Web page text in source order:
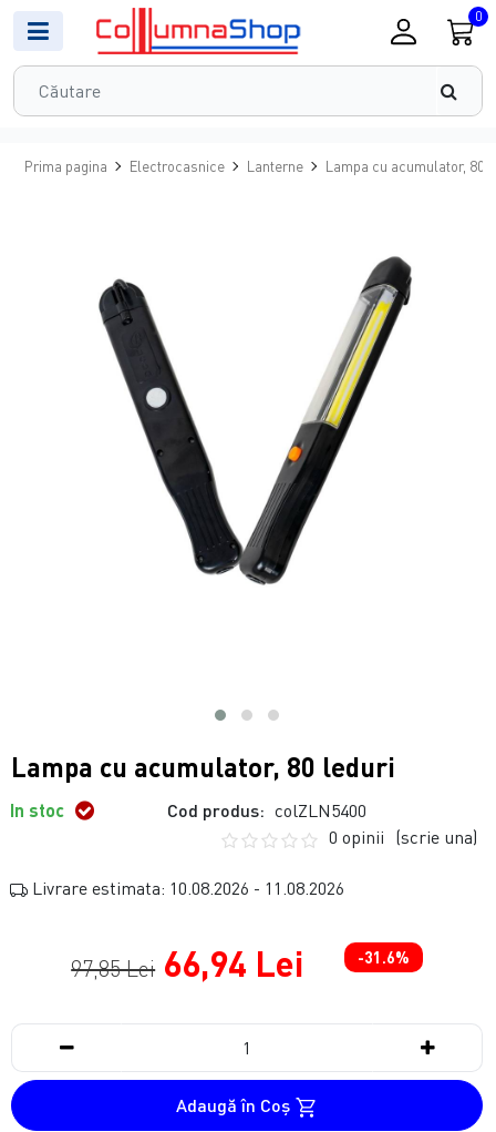
0
Prima pagina Electrocasnice Lanterne Lampa cu acumulator, 80
Lampa cu acumulator, 80 leduri
In stoc Cod produs: colZLN5400
0 opinii (scrie una)
Livrare estimata: 10.08.2026 - 11.08.2026
97,85 Lei 66,94 Lei -31.6%
Adaugă în Coş